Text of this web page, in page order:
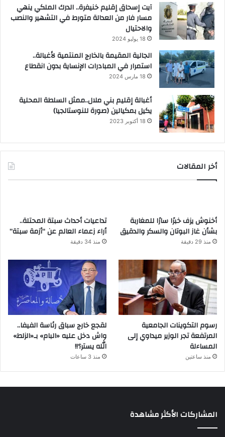
آيت إسحاق إقليم خنيفرة.. الدرك الملكي ينهي
مسار فار من العدالة متورط في التشهير والنصب
والاحتيال
18 يوليو 2024
الجالية المقيمة بالخارج المنتمية لأغبالة..
استمرار في المبادرات الإنساية بدون انقطاع
18 مارس 2024
أغبالة إقليم بني ملال..ممثل السلطة المحلية
يكيل بمكيالين (صورة للنوستالجيا)
18 أكتوبر 2023
أخر المقالات
أخنوش يزف خبرًا سارًا للمغاربة
بشأن غاز البوتان والسكر والدقيق
منذ 29 دقيقة
تداعيات أحداث سبتة المحتلة..
أراء زعماء العالم عن “أزمة سبتة”
منذ 34 دقيقة
رسوم التكوينات الجامعية
المرتفعة تجر الوزير ميداوي إلى
المساءلة
منذ ساعتين
لقجع خارج سباق رئاسة الفيفا..
واش دخل عليه «البام» بـ«الزلط»
الله يستر؟!!
منذ 3 ساعات
المشاركات الأكثر مشاهدة